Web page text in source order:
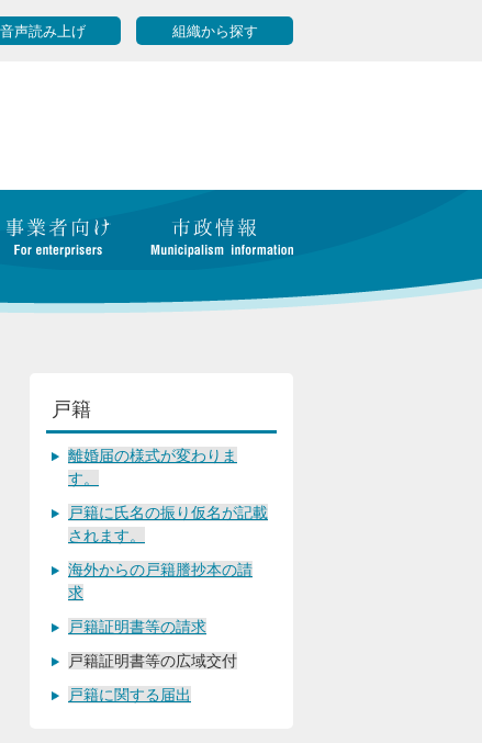
音声読み上げ 組織から探す
戸籍
離婚届の様式が変わりま
す。
戸籍に氏名の振り仮名が記載
されます。
海外からの戸籍謄抄本の請
求
戸籍証明書等の請求
戸籍証明書等の広域交付
戸籍に関する届出